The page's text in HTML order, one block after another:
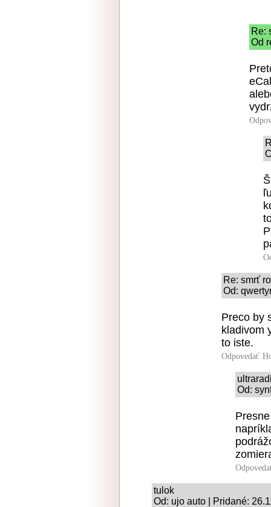
Re:
Od
Re: smrť
Od:
Preco by
kladivom
to iste.
Odpovedať
Od:
tulok
Od: ujo auto | Pridané: